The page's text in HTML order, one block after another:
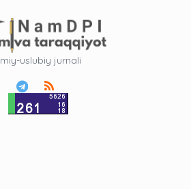
uslubiy jurnali